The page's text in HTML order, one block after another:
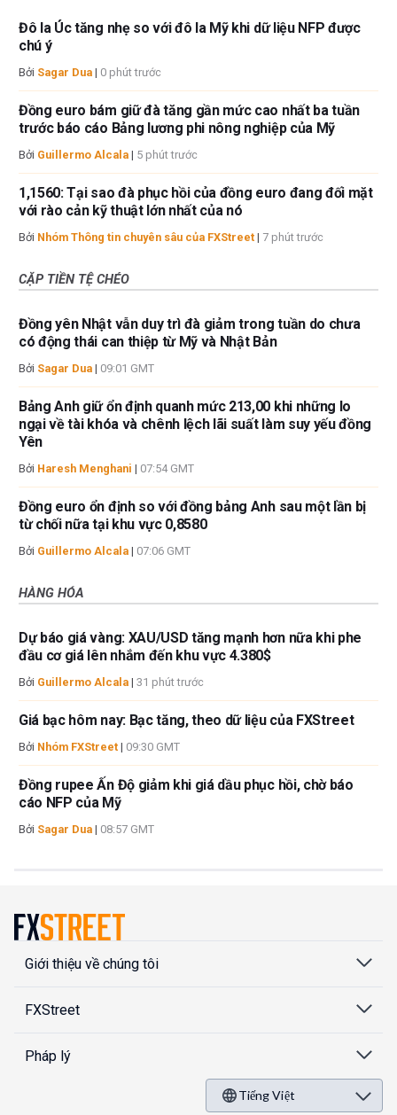
Đô la Úc tăng nhẹ so với đô la Mỹ khi dữ liệu NFP được
chú ý
Bởi Sagar Dua | 0 phút trước
Đồng euro bám giữ đà tăng gần mức cao nhất ba tuần
trước báo cáo Bảng lương phi nông nghiệp của Mỹ
Bởi Guillermo Alcala | 5 phút trước
1,1560: Tại sao đà phục hồi của đồng euro đang đối mặt
với rào cản kỹ thuật lớn nhất của nó
Bởi Nhóm Thông tin chuyên sâu của FXStreet | 7 phút trước
CẶP TIỀN TỆ CHÉO
Đồng yên Nhật vẫn duy trì đà giảm trong tuần do chưa
có động thái can thiệp từ Mỹ và Nhật Bản
Bởi Sagar Dua | 09:01 GMT
Bảng Anh giữ ổn định quanh mức 213,00 khi những lo
ngại về tài khóa và chênh lệch lãi suất làm suy yếu đồng
Yên
Bởi Haresh Menghani | 07:54 GMT
Đồng euro ổn định so với đồng bảng Anh sau một lần bị
từ chối nữa tại khu vực 0,8580
Bởi Guillermo Alcala | 07:06 GMT
HÀNG HÓA
Dự báo giá vàng: XAU/USD tăng mạnh hơn nữa khi phe
đầu cơ giá lên nhắm đến khu vực 4.380$
Bởi Guillermo Alcala | 31 phút trước
Giá bạc hôm nay: Bạc tăng, theo dữ liệu của FXStreet
Bởi Nhóm FXStreet | 09:30 GMT
Đồng rupee Ấn Độ giảm khi giá dầu phục hồi, chờ báo
cáo NFP của Mỹ
Bởi Sagar Dua | 08:57 GMT
Giới thiệu về chúng tôi
FXStreet
Pháp lý
Tiếng Việt